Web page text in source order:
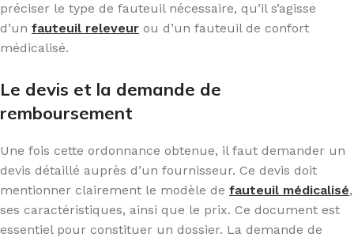
préciser le type de fauteuil nécessaire, qu’il s’agisse
d’un fauteuil releveur ou d’un fauteuil de confort
médicalisé.
Le devis et la demande de
remboursement
Une fois cette ordonnance obtenue, il faut demander un
devis détaillé auprès d’un fournisseur. Ce devis doit
mentionner clairement le modèle de fauteuil médicalisé,
ses caractéristiques, ainsi que le prix. Ce document est
essentiel pour constituer un dossier. La demande de